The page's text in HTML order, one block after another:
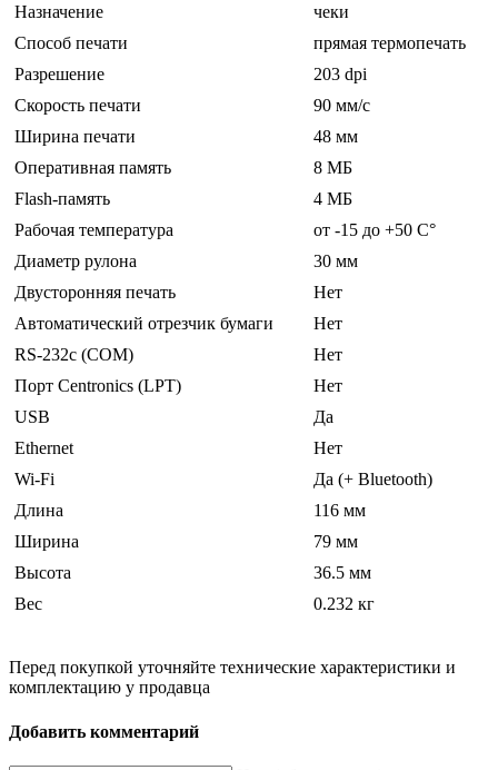
Назначение
чеки
Способ печати
прямая термопечать
Разрешение
203 dpi
Скорость печати
90 мм/с
Ширина печати
48 мм
Оперативная память
8 МБ
Flash-память
4 МБ
Рабочая температура
от -15 до +50 C°
Диаметр рулона
30 мм
Двусторонняя печать
Нет
Автоматический отрезчик бумаги
Нет
RS-232c (COM)
Нет
Порт Centronics (LPT)
Нет
USB
Да
Ethernet
Нет
Wi-Fi
Да (+ Bluetooth)
Длина
116 мм
Ширина
79 мм
Высота
36.5 мм
Вес
0.232 кг
Перед покупкой уточняйте технические характеристики и
комплектацию у продавца
Добавить комментарий